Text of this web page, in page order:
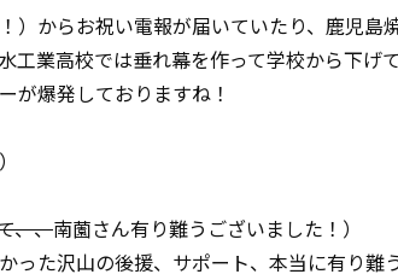
）からお祝い電報が届いていたり、鹿児島
工業高校では垂れ幕を作って学校から下げ
が爆発しておりますね！
、、南薗さん有り難うございました！）
た沢山の後援、サポート、本当に有り難